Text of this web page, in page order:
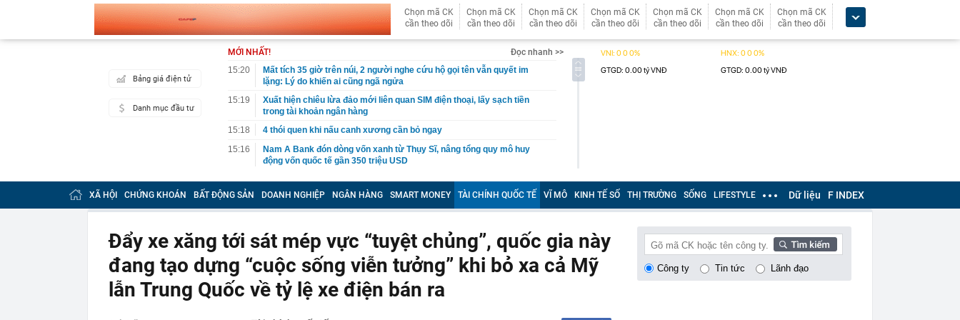
Chọn mã CK
cần theo dõi
Chọn mã CK
cần theo dõi
Chọn mã CK
cần theo dõi
Chọn mã CK
cần theo dõi
Chọn mã CK
cần theo dõi
Chọn mã CK
cần theo dõi
Chọn mã CK
cần theo dõi
Bảng giá điện tử
Danh mục đầu tư
MỚI NHẤT!
Đọc nhanh >>
15:20
Mất tích 35 giờ trên núi, 2 người nghe cứu hộ gọi tên vẫn quyết im
lặng: Lý do khiến ai cũng ngã ngửa
15:19
Xuất hiện chiêu lừa đảo mới liên quan SIM điện thoại, lấy sạch tiền
trong tài khoản ngân hàng
15:18
4 thói quen khi nấu canh xương cần bỏ ngay
15:16
Nam A Bank đón dòng vốn xanh từ Thụy Sĩ, nâng tổng quy mô huy
động vốn quốc tế gần 350 triệu USD
15:11
Không chỉ dừng lại ở vị thế là nhà đầu tư FDI lớn nhất, Phó Tổng Giám
đốc Samsung Việt Nam tiết lộ loạt kế hoạch dành cho thế hệ trẻ Việt
Hoà Phát đã hoàn thành hơn 50% khối lượng xây dựng
15:07
Hải Phòng: Người dân vừa chuyển khoản với nội dung sau cần lưu lại
giao dịch và trình báo công an gần nhất
15:06
Google khai tử Google Assistant từ tháng 9, Gemini sẽ trở thành trợ lý
mặc định
XÃ HỘI CHỨNG KHOÁN BẤT ĐỘNG SẢN DOANH NGHIỆP NGÂN HÀNG SMART MONEY TÀI CHÍNH QUỐC TẾ VĨ MÔ KINH TẾ SỐ THỊ TRƯỜNG SỐNG LIFESTYLE Dữ liệu F INDEX
Đẩy xe xăng tới sát mép vực “tuyệt chủng”, quốc gia này
đang tạo dựng “cuộc sống viễn tưởng” khi bỏ xa cả Mỹ
lẫn Trung Quốc về tỷ lệ xe điện bán ra
Công ty Tin tức Lãnh đạo